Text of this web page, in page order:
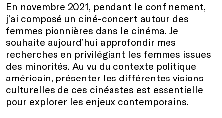
En novembre 2021, pendant le confinement,
j’ai composé un ciné-concert autour des
femmes pionnières dans le cinéma. Je
souhaite aujourd’hui approfondir mes
recherches en privilégiant les femmes issues
des minorités. Au vu du contexte politique
américain, présenter les différentes visions
culturelles de ces cinéastes est essentielle
pour explorer les enjeux contemporains.